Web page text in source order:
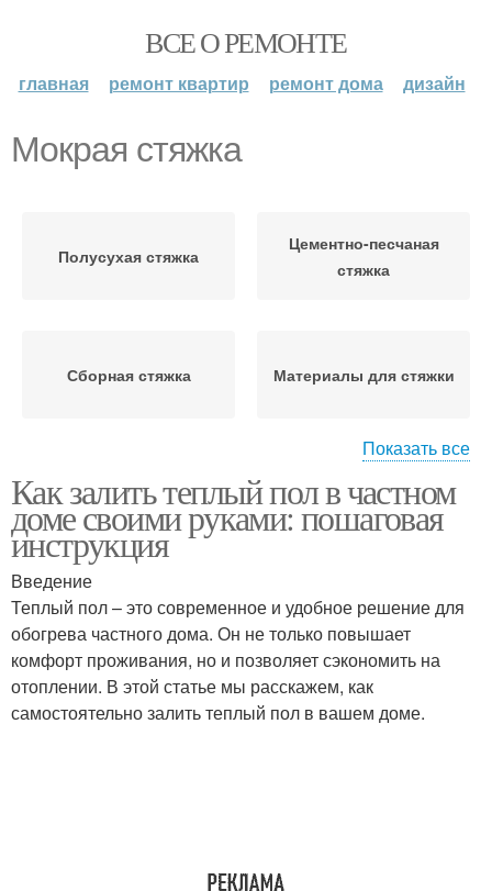
ВСЕ О РЕМОНТЕ
главная ремонт квартир ремонт дома дизайн
Мокрая стяжка
Полусухая стяжка
Цементно-песчаная
стяжка
Сборная стяжка Материалы для стяжки
Стяжка под плитку
Показать все
Как залить теплый пол в частном
доме своими руками: пошаговая
инструкция
Введение
Теплый пол – это современное и удобное решение для
обогрева частного дома. Он не только повышает
комфорт проживания, но и позволяет сэкономить на
отоплении. В этой статье мы расскажем, как
самостоятельно залить теплый пол в вашем доме.